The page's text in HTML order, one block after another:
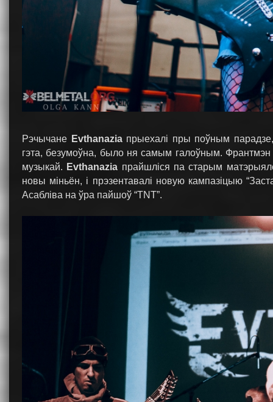
Рэчычане Evthanaziaпрыехалі пры поўным парадзе,
гэта, безумоўна, было ня самым галоўным. Франтмэн
музыкай. Evthanazia прайшліся па старым
новы міньён, і прэзентавалі новую кампазіцыю
Асабліва на ўра пайшоў “TNT”.